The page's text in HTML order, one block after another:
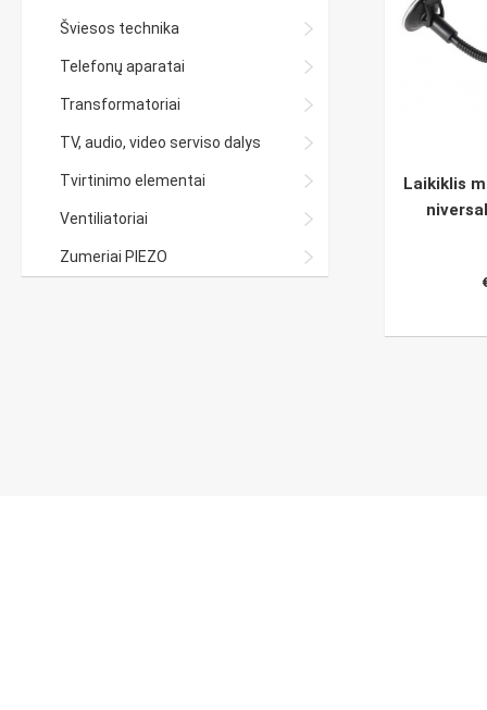
Šviesos technika
Telefonų aparatai
Transformatoriai
TV, audio, video serviso dalys
Tvirtinimo elementai
Ventiliatoriai
Zumeriai PIEZO
Laikiklis